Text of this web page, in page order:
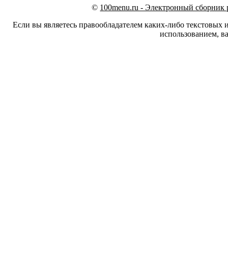
© 100menu.ru - Электронный сборник
Если вы являетесь правообладателем каких-либо
использованием,